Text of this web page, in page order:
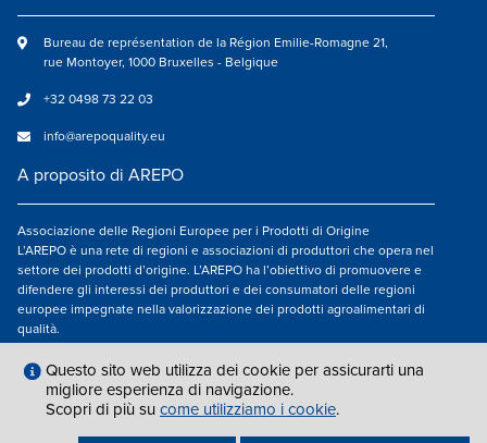
Bureau de représentation de la Région Emilie-Romagne 21,
rue Montoyer, 1000 Bruxelles - Belgique
+32 0498 73 22 03
info@arepoquality.eu
A proposito di AREPO
Associazione delle Regioni Europee per i Prodotti di Origine
L’AREPO è una rete di regioni e associazioni di produttori che opera nel
settore dei prodotti d’origine. L’AREPO ha l’obiettivo di promuovere e
difendere gli interessi dei produttori e dei consumatori delle regioni
europee impegnate nella valorizzazione dei prodotti agroalimentari di
qualità.
Seguici su
Questo sito web utilizza dei cookie per assicurarti una
migliore esperienza di navigazione.
Scopri di più su come utilizziamo i cookie.